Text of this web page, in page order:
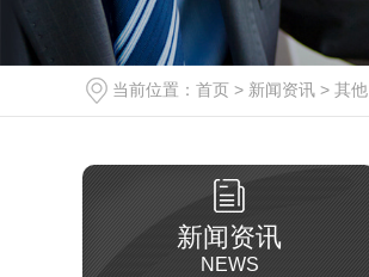
当前位置： 首页 > 新闻资讯 > 其他
新闻资讯
NEWS